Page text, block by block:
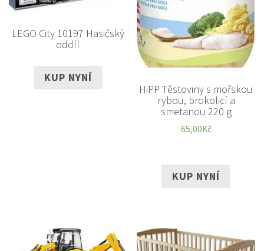
LEGO City 10197 Hasičský
oddíl
KUP NYNÍ
HiPP Těstoviny s mořskou
rybou, brokolicí a
smetanou 220 g
65,00Kč
KUP NYNÍ